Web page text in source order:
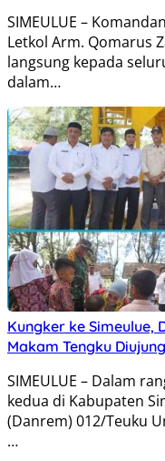
SIMEULUE –
Letkol Arm. Qomarus
langsung kepada
dalam…
Kungker ke Simeulue,
Makam Tengku
SIMEULUE – Dalam
kedua di Kabupaten
(Danrem) 012/Teuku
…